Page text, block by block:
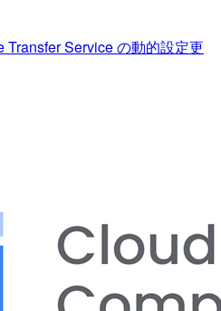
Service の動的設定更